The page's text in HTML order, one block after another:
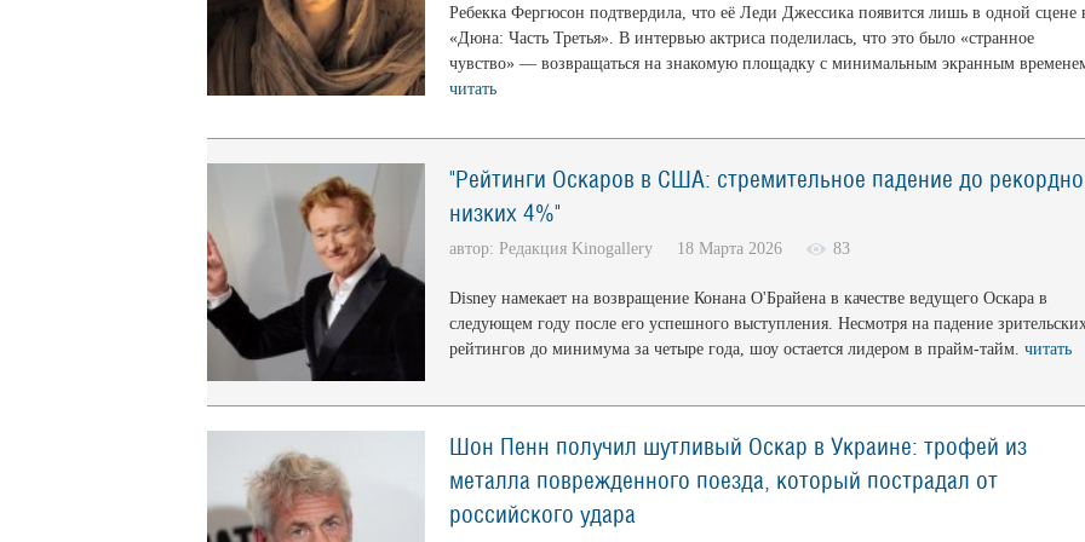
Ребекка Фергюсон подтвердила, что её Леди Джессика появится лишь в одной сцене
«Дюна: Часть Третья». В интервью актриса поделилась, что это было «странное
чувство» — возвращаться на знакомую площадку с минимальным экранным
читать
"Рейтинги Оскаров в США: стремительное падение до рекордно
низких 4%"
автор: Редакция Kinogallery 18 Марта 2026 83
Disney намекает на возвращение Конана О'Брайена в качестве ведущего Оскара в
следующем году после его успешного выступления. Несмотря на падение
рейтингов до минимума за четыре года, шоу остается лидером в прайм-тайм. читать
Шон Пенн получил шутливый Оскар в Украине: трофей из
металла поврежденного поезда, который пострадал от
российского удара